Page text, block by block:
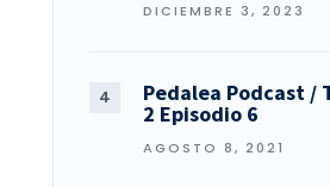
DICIEMBRE 3, 2023
Pedalea Podcast /
2 Episodio 6
AGOSTO 8, 2021